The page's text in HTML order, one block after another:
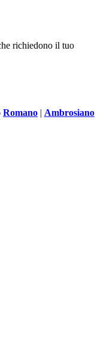
richiedono il tuo
Romano | Ambrosiano